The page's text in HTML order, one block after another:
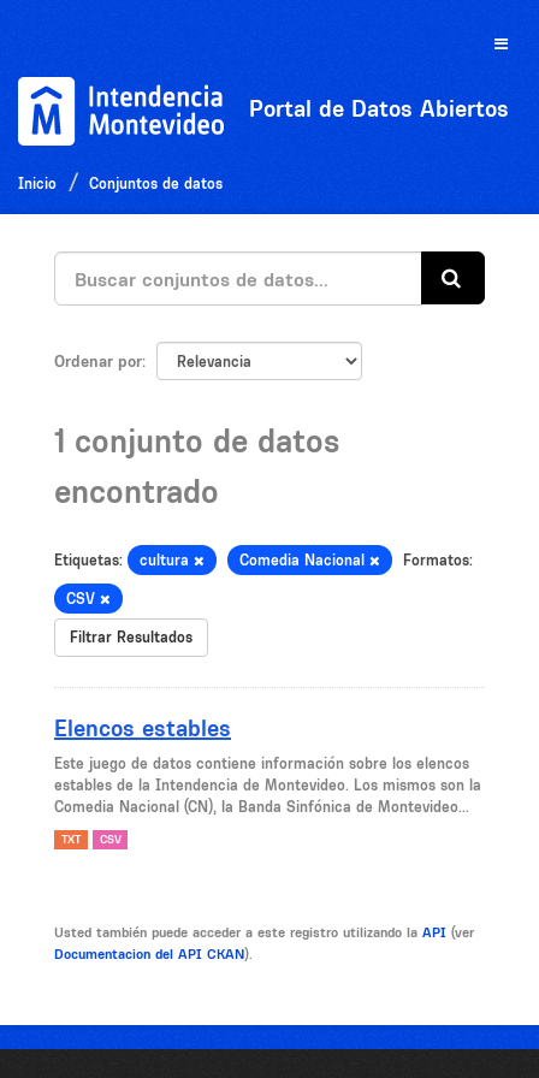
Toggle
Portal de Datos Abiertos
Inicio Conjuntos de datos
Ordenar por
1 conjunto de datos
encontrado
Etiquetas: cultura Comedia Nacional Formatos:
CSV
Filtrar Resultados
Elencos estables
Este juego de datos contiene información sobre los elencos
estables de la Intendencia de Montevideo. Los mismos son la
Comedia Nacional (CN), la Banda Sinfónica de Montevideo...
TXT CSV
Usted también puede acceder a este registro utilizando la API (ver
Documentacion del API CKAN).